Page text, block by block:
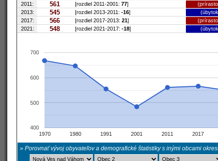
2011:
561 [rozdiel 2011-2001: 77]
2013:
545 [rozdiel 2013-2011: -16]
2017:
566 [rozdiel 2017-2013: 21]
2021:
548 [rozdiel 2021-2017: -18]
1970 1980 1991 2001 2011 2017
400
500
600
700
» Porovnať vývoj obyvateľov a demografické štatistiky s inými obcami